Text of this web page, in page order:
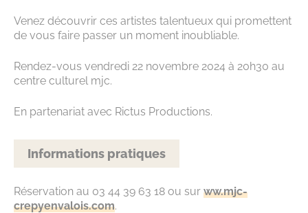
Venez découvrir ces artistes talentueux qui promettent
de vous faire passer un moment inoubliable.
Rendez-vous vendredi 22 novembre 2024 à 20h30 au
centre culturel mjc.
En partenariat avec Rictus Productions.
Informations pratiques
Réservation au 03 44 39 63 18 ou sur ww.mjc-
crepyenvalois.com.